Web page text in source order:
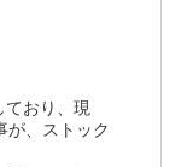
おり、現
が、ストック